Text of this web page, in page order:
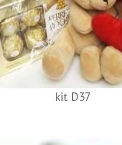
kit D37